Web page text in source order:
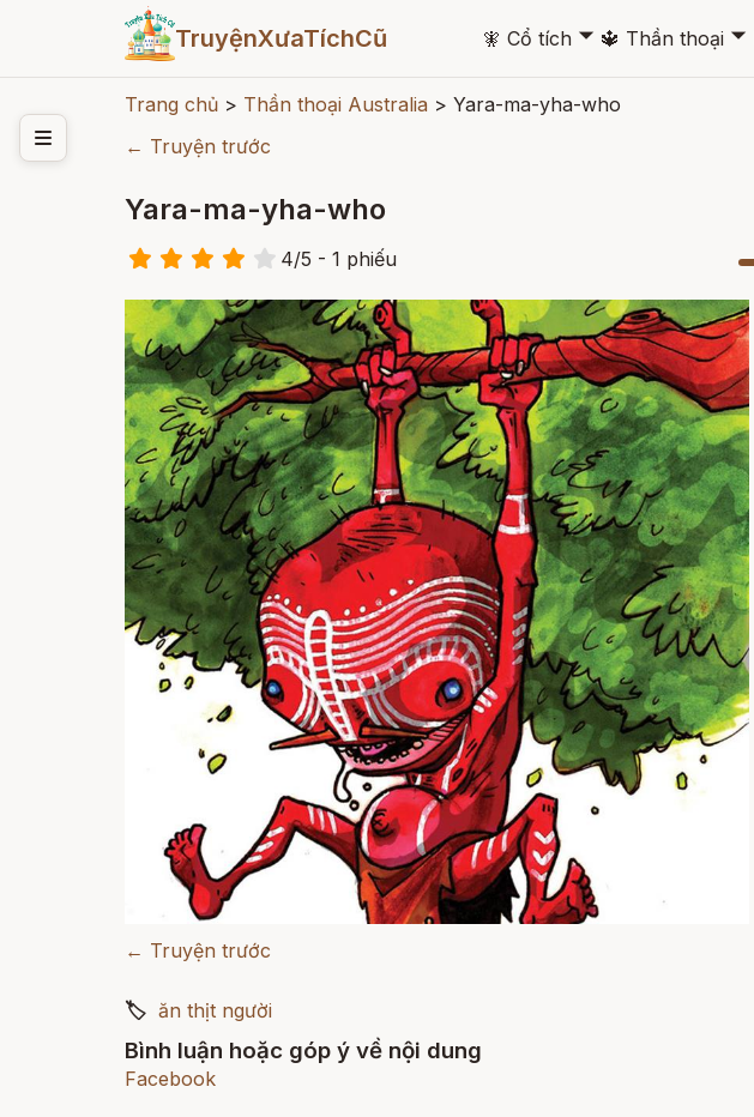
TruyệnXưaTíchCũ 🧚 Cổ tích 🞃 🔱 Thần thoại 🞃
Trang chủ > Thần thoại Australia > Yara-ma-yha-who
← Truyện trước
Yara-ma-yha-who
4/5 - 1 phiếu
← Truyện trước
🏷 ăn thịt người
Bình luận hoặc góp ý về nội dung
Facebook